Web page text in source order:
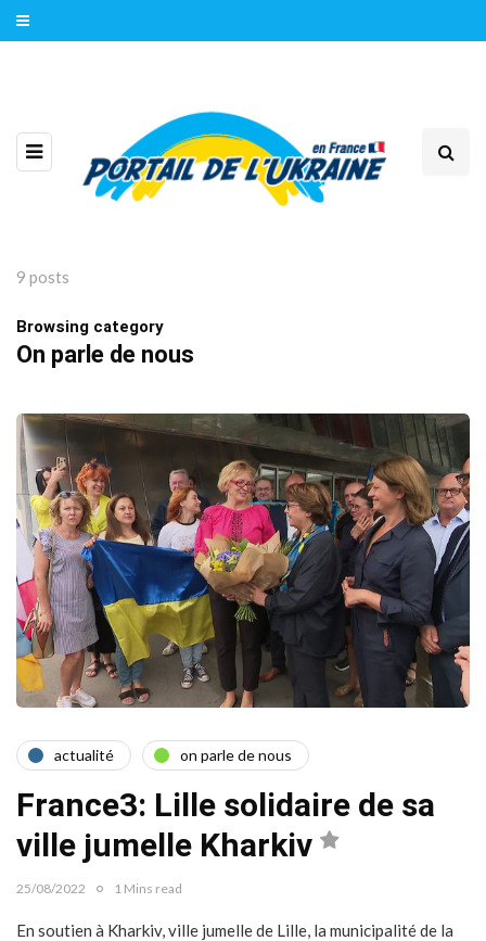
9 posts
Browsing category
On parle de nous
actualité on parle de nous
France3: Lille solidaire de sa
ville jumelle Kharkiv
25/08/2022 1 Mins read
En soutien à Kharkiv, ville jumelle de Lille, la municipalité de la